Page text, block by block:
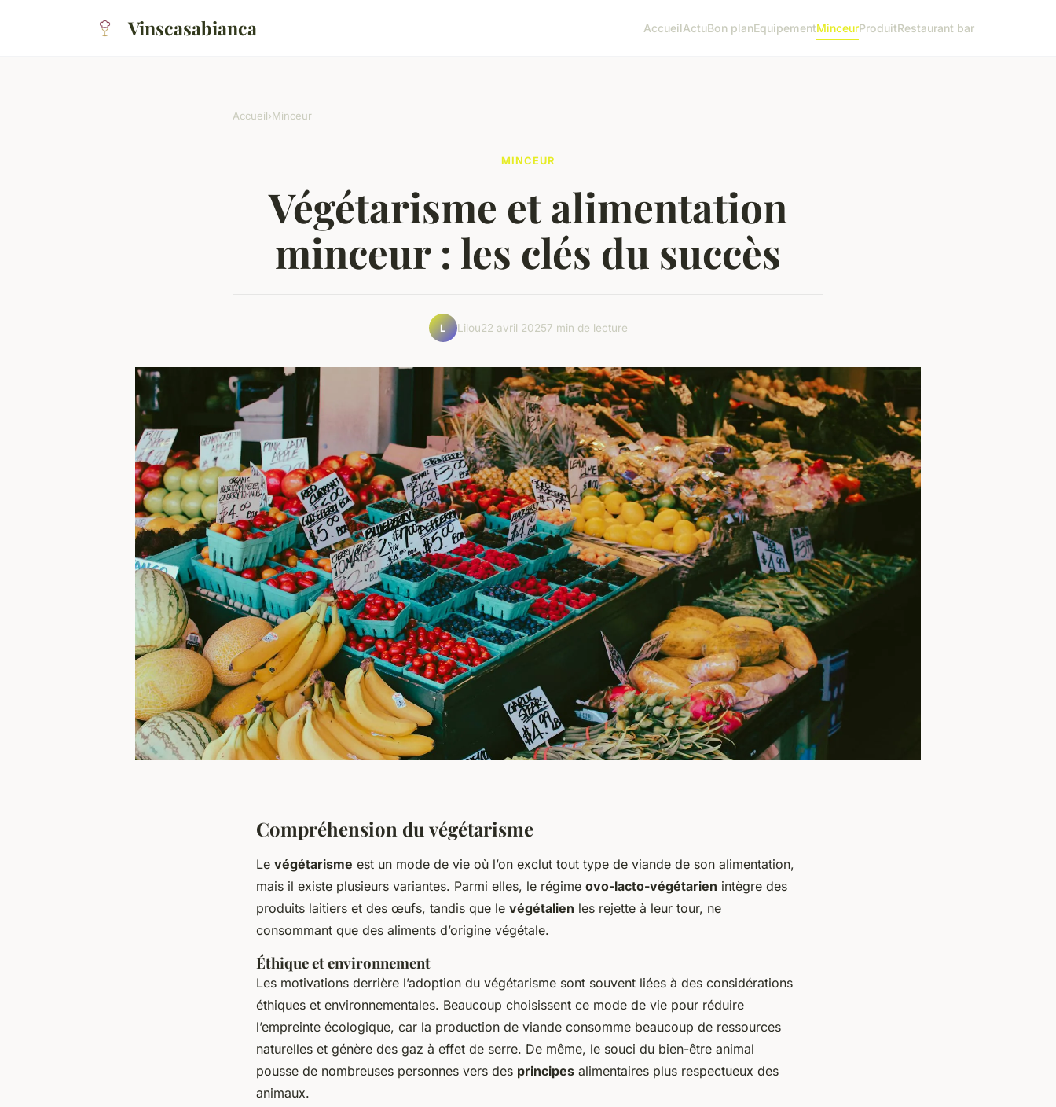
Vinscasabianca AccueilActuBon planEquipementMinceurProduitRestaurant bar
Accueil›Minceur
MINCEUR
Végétarisme et alimentation
minceur : les clés du succès
L Lilou22 avril 20257 min de lecture
Compréhension du végétarisme
Le végétarisme est un mode de vie où l’on exclut tout type de viande de son alimentation,
mais il existe plusieurs variantes. Parmi elles, le régime ovo-lacto-végétarien intègre des
produits laitiers et des œufs, tandis que le végétalien les rejette à leur tour, ne
consommant que des aliments d’origine végétale.
Éthique et environnement
Les motivations derrière l’adoption du végétarisme sont souvent liées à des considérations
éthiques et environnementales. Beaucoup choisissent ce mode de vie pour réduire
l’empreinte écologique, car la production de viande consomme beaucoup de ressources
naturelles et génère des gaz à effet de serre. De même, le souci du bien-être animal
pousse de nombreuses personnes vers des principes alimentaires plus respectueux des
animaux.